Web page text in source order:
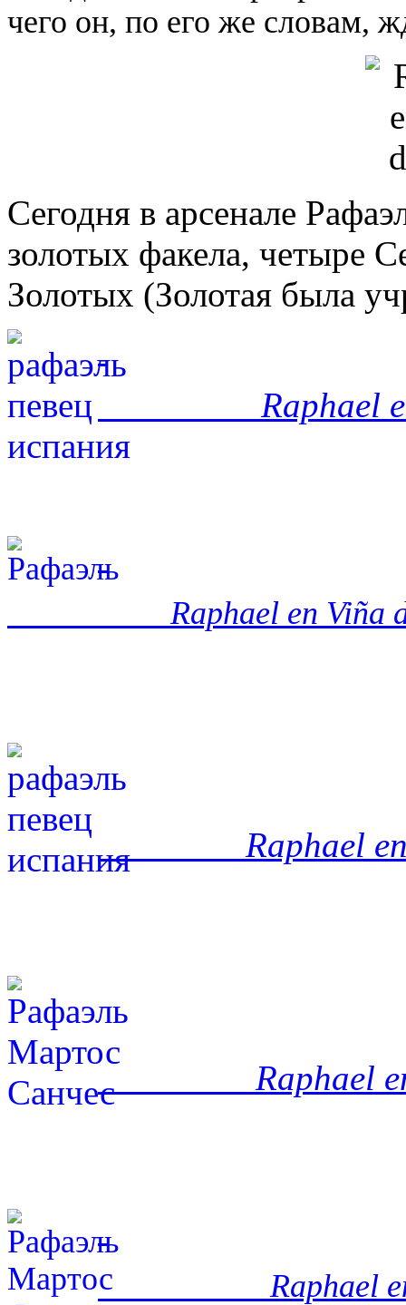
чего он, по его же словам,
Сегодня в арсенале
золотых факела, четыре
Золотых (Золотая была
Raphael
Raphael en Viña
Raphael
Raphael
Raphael